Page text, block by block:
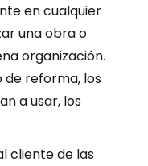
en cualquier
una obra o
organización.
de reforma, los
a usar, los
cliente de las